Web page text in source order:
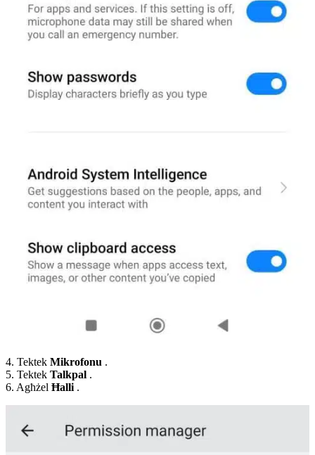
4. Tektek Mikrofonu .
5. Tektek Talkpal .
6. Agħżel Ħalli .